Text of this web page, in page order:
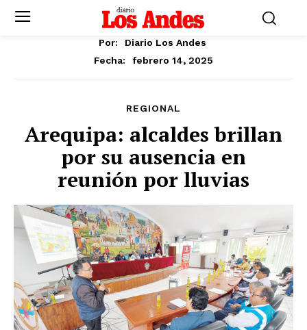
Por:
Diario Los Andes
Fecha:
febrero 14, 2025
REGIONAL
Arequipa: alcaldes brillan
por su ausencia en
reunión por lluvias